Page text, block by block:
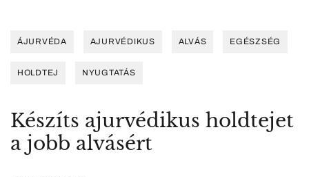
ÁJURVÉDA AJURVÉDIKUS ALVÁS EGÉSZSÉG
HOLDTEJ NYUGTATÁS
Készíts ajurvédikus holdtejet
a jobb alvásért